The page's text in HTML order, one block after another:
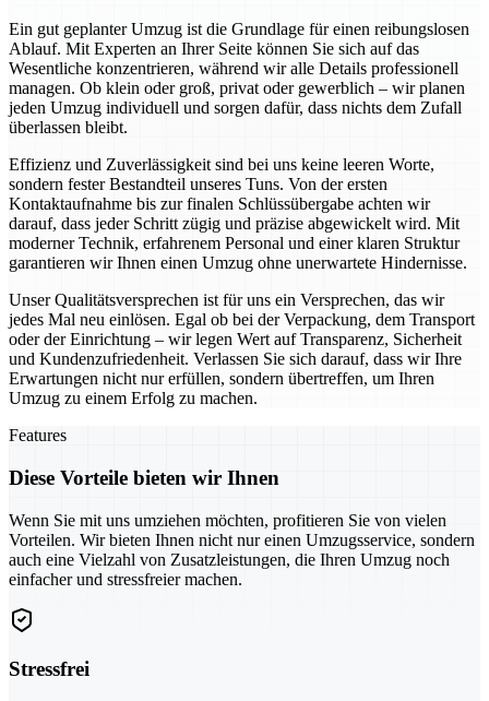
Ein gut geplanter Umzug ist die Grundlage für einen reibungslosen
Ablauf. Mit Experten an Ihrer Seite können Sie sich auf das
Wesentliche konzentrieren, während wir alle Details professionell
managen. Ob klein oder groß, privat oder gewerblich – wir planen
jeden Umzug individuell und sorgen dafür, dass nichts dem Zufall
überlassen bleibt.
Effizienz und Zuverlässigkeit sind bei uns keine leeren Worte,
sondern fester Bestandteil unseres Tuns. Von der ersten
Kontaktaufnahme bis zur finalen Schlüssübergabe achten wir
darauf, dass jeder Schritt zügig und präzise abgewickelt wird. Mit
moderner Technik, erfahrenem Personal und einer klaren Struktur
garantieren wir Ihnen einen Umzug ohne unerwartete Hindernisse.
Unser Qualitätsversprechen ist für uns ein Versprechen, das wir
jedes Mal neu einlösen. Egal ob bei der Verpackung, dem Transport
oder der Einrichtung – wir legen Wert auf Transparenz, Sicherheit
und Kundenzufriedenheit. Verlassen Sie sich darauf, dass wir Ihre
Erwartungen nicht nur erfüllen, sondern übertreffen, um Ihren
Umzug zu einem Erfolg zu machen.
Features
Diese Vorteile bieten wir Ihnen
Wenn Sie mit uns umziehen möchten, profitieren Sie von vielen
Vorteilen. Wir bieten Ihnen nicht nur einen Umzugsservice, sondern
auch eine Vielzahl von Zusatzleistungen, die Ihren Umzug noch
einfacher und stressfreier machen.
Stressfrei